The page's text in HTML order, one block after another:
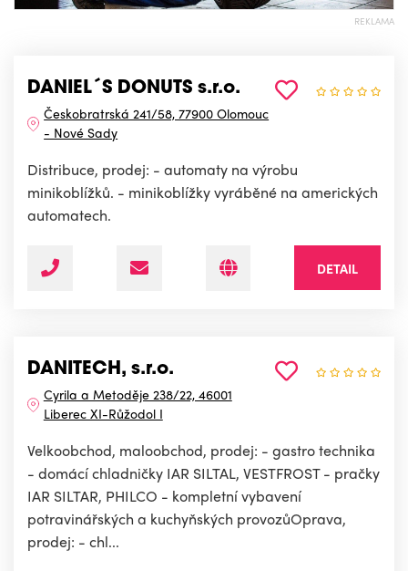
REKLAMA
DANIEL´S DONUTS s.r.o.
Českobratrská 241/58, 77900 Olomouc
- Nové Sady
Distribuce, prodej: - automaty na výrobu
minikoblížků. - minikoblížky vyráběné na amerických
automatech.
DETAIL
DANITECH, s.r.o.
Cyrila a Metoděje 238/22, 46001
Liberec XI-Růžodol I
Velkoobchod, maloobchod, prodej: - gastro technika
- domácí chladničky IAR SILTAL, VESTFROST - pračky
IAR SILTAR, PHILCO - kompletní vybavení
potravinářských a kuchyňských provozůOprava,
prodej: - chl...